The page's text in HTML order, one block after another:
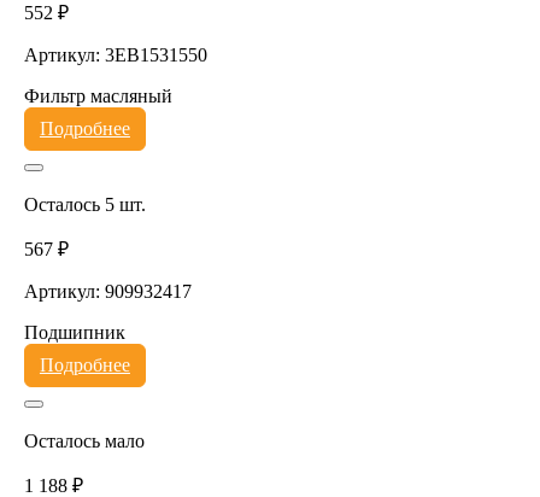
552 ₽
Артикул: 3EB1531550
Фильтр масляный
Подробнее
Осталось 5 шт.
567 ₽
Артикул: 909932417
Подшипник
Подробнее
Осталось мало
1 188 ₽